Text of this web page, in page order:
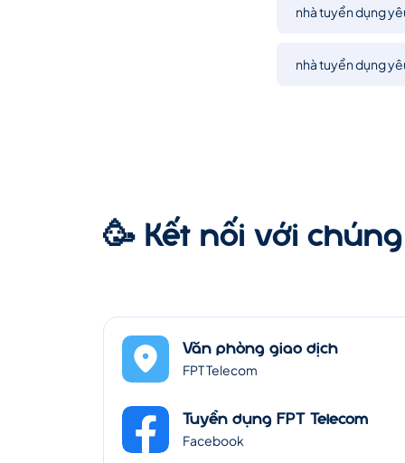
nhà tuyển dụng
nhà tuyển dụng
🥳 Kết nối với
Văn phòng giao dịch
FPT Telecom
Tuyển dụng FPT Telecom
Facebook